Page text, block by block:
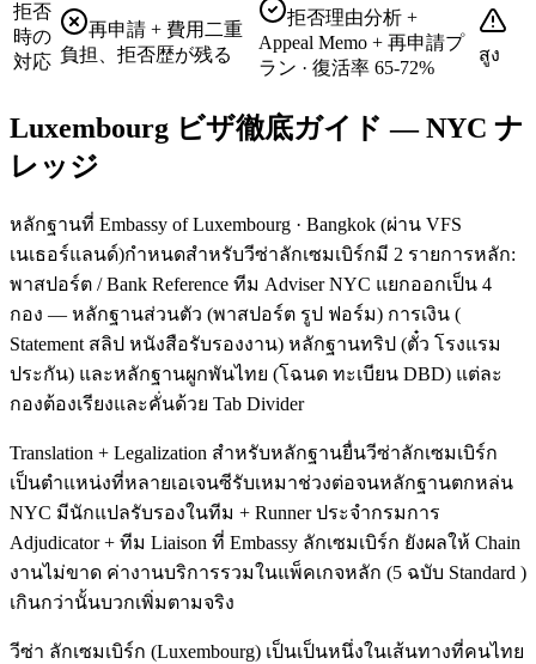
拒否
時の
対応
再申請 + 費用二重
負担、拒否歴が残る
拒否理由分析 +
Appeal Memo + 再申請プ
ラン · 復活率 65-72%
สูง
Luxembourg ビザ徹底ガイド — NYC ナ
レッジ
หลักฐานที่ Embassy of Luxembourg · Bangkok (ผ่าน VFS
เนเธอร์แลนด์)กำหนดสำหรับวีซ่าลักเซมเบิร์กมี 2 รายการหลัก:
พาสปอร์ต / Bank Reference ทีม Adviser NYC แยกออกเป็น 4
กอง — หลักฐานส่วนตัว (พาสปอร์ต รูป ฟอร์ม) การเงิน (
Statement สลิป หนังสือรับรองงาน) หลักฐานทริป (ตั๋ว โรงแรม
ประกัน) และหลักฐานผูกพันไทย (โฉนด ทะเบียน DBD) แต่ละ
กองต้องเรียงและคั่นด้วย Tab Divider
Translation + Legalization สำหรับหลักฐานยื่นวีซ่าลักเซมเบิร์ก
เป็นตำแหน่งที่หลายเอเจนซีรับเหมาช่วงต่อจนหลักฐานตกหล่น
NYC มีนักแปลรับรองในทีม + Runner ประจำกรมการ
Adjudicator + ทีม Liaison ที่ Embassy ลักเซมเบิร์ก ยังผลให้ Chain
งานไม่ขาด ค่างานบริการรวมในแพ็คเกจหลัก (5 ฉบับ Standard )
เกินกว่านั้นบวกเพิ่มตามจริง
วีซ่า ลักเซมเบิร์ก (Luxembourg) เป็นเป็นหนึ่งในเส้นทางที่คนไทย